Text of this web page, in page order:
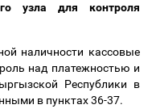
узла для контроля
наличности кассовые
над платежностью и
Республики в
в пунктах 36-37.